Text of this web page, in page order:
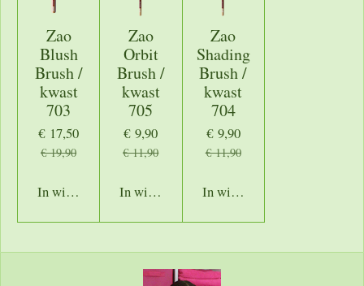
Zao
Blush
Brush /
kwast
703
€ 17,50
€ 19,90
In winkelwagen
Zao
Orbit
Brush /
kwast
705
€ 9,90
€ 11,90
In winkelwagen
Zao
Shading
Brush /
kwast
704
€ 9,90
€ 11,90
In winkelwagen